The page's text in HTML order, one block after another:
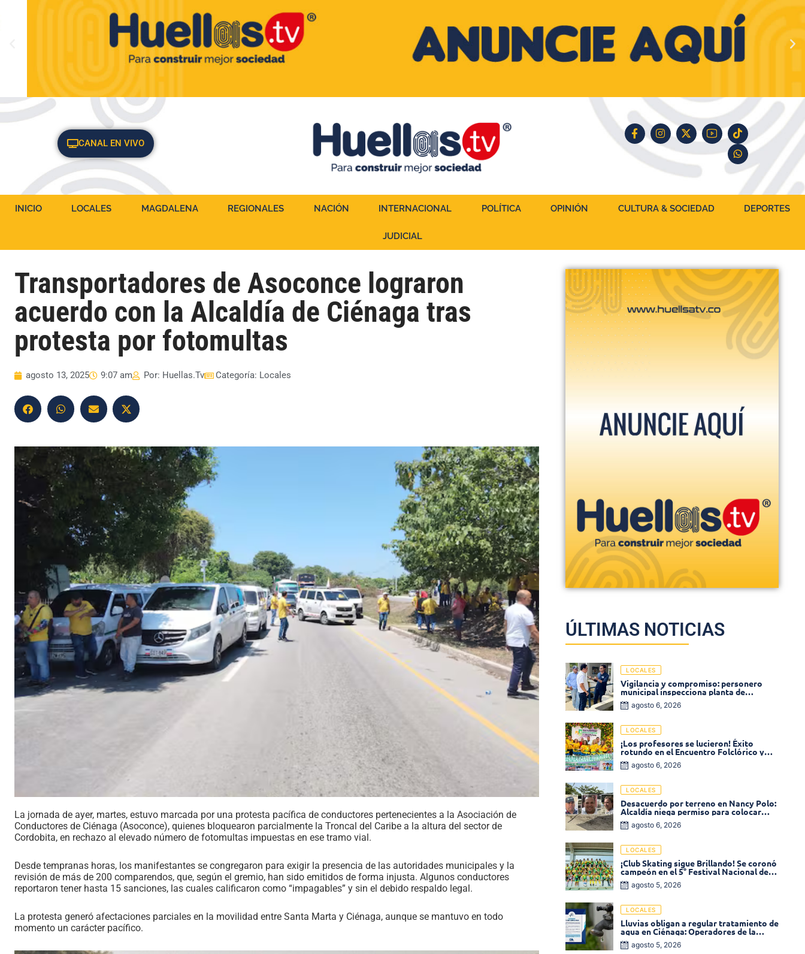
CANAL EN VIVO
INICIO LOCALES MAGDALENA REGIONALES NACIÓN INTERNACIONAL POLÍTICA OPINIÓN CULTURA & SOCIEDAD DEPORTES
JUDICIAL
Transportadores de Asoconce lograron
acuerdo con la Alcaldía de Ciénaga tras
protesta por fotomultas
agosto 13, 2025 9:07 am Por: Huellas.Tv Categoría: Locales
La jornada de ayer, martes, estuvo marcada por una protesta pacífica de conductores pertenecientes a la Asociación de
Conductores de Ciénaga (Asoconce), quienes bloquearon parcialmente la Troncal del Caribe a la altura del sector de
Cordobita, en rechazo al elevado número de fotomultas impuestas en ese tramo vial.
Desde tempranas horas, los manifestantes se congregaron para exigir la presencia de las autoridades municipales y la
revisión de más de 200 comparendos, que, según el gremio, han sido emitidos de forma injusta. Algunos conductores
reportaron tener hasta 15 sanciones, las cuales calificaron como “impagables” y sin el debido respaldo legal.
La protesta generó afectaciones parciales en la movilidad entre Santa Marta y Ciénaga, aunque se mantuvo en todo
momento un carácter pacífico.
ÚLTIMAS NOTICIAS
LOCALES
Vigilancia y compromiso: personero
municipal inspecciona planta de
tratamiento de agua
agosto 6, 2026
LOCALES
¡Los profesores se lucieron! Éxito
rotundo en el Encuentro Folclórico y
Cultural del Magisterio 2026 en Ciénaga
agosto 6, 2026
LOCALES
Desacuerdo por terreno en Nancy Polo:
Alcaldía niega permiso para colocar
venta de comidas
agosto 6, 2026
LOCALES
¡Club Skating sigue Brillando! Se coronó
campeón en el 5° Festival Nacional de
Patinaje «Soledad sobre Ruedas»
agosto 5, 2026
LOCALES
Lluvias obligan a regular tratamiento de
agua en Ciénaga: Operadores de la
Sierra anuncia baja presión en varios
sectores
agosto 5, 2026